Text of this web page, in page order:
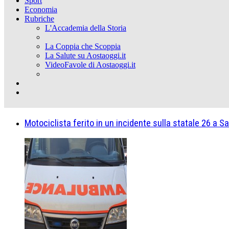
Economia
Rubriche
L'Accademia della Storia
La Coppia che Scoppia
La Salute su Aostaoggi.it
VideoFavole di Aostaoggi.it
Motociclista ferito in un incidente sulla statale 26 a